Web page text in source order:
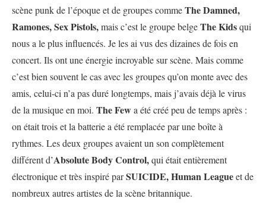
scène punk de l’époque et de groupes commeThe Damned,
Ramones, Sex Pistols,mais c’est le groupe belgeThe Kidsqui
nous a le plus influencés. Je les ai vus des dizaines de fois en
concert. Ils ont une énergie incroyable sur scène. Mais comme
c’est bien souvent le cas avec les groupes qu’on monte avec des
amis, celui-ci n’a pas duré longtemps, mais j’avais déjà le virus
de la musique en moi. The Fewa été créé peu de temps après :
on était trois et la batterie a été remplacée par une boîte à
rythmes. Les deux groupes avaient un son complètement
différent d’Absolute Body Control,qui était entièrement
électronique et très inspiré parSUICIDE, Human Leagueet de
nombreux autres artistes de la scène britannique.